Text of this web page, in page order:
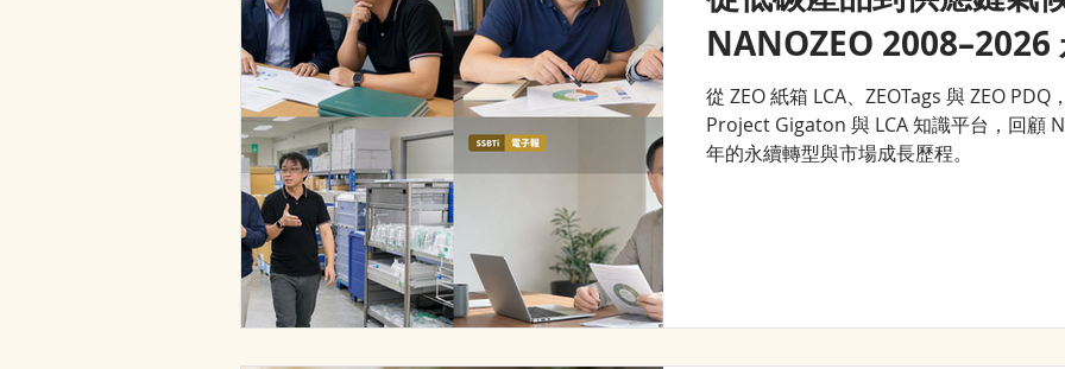
NANOZEO 2008–2026
從 ZEO 紙箱 LCA、ZEOTags 與 ZEO
Project Gigaton 與 LCA 知識平台，回顧
年的永續轉型與市場成長歷程。